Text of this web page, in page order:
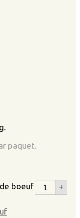
paquet.
boeuf +